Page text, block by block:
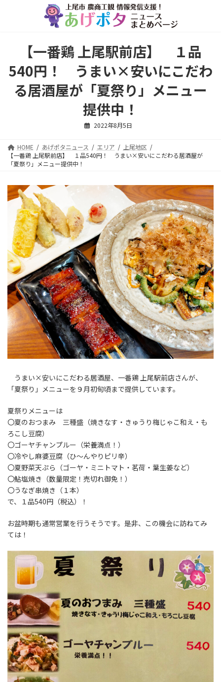
【一番鶏 上尾駅前店】 １品
540円！ うまい×安いにこだわ
る居酒屋が「夏祭り」メニュー
提供中！
2022年8月5日
HOME あげポタニュース エリア
上尾地区
【一番鶏 上尾駅前店】 １品540円！ うまい×安いにこだわる居酒屋が
「夏祭り」メニュー提供中！
うまい×安いにこだわる居酒屋、一番鶏 上尾駅前店さんが、
「夏祭り」メニューを９月初旬頃まで提供しています。
夏祭りメニューは
〇夏のおつまみ 三種盛（焼きなす・きゅうり梅じゃこ和え・も
ろこし豆腐）
〇ゴーヤチャンプルー（栄養満点！）
〇冷やし麻婆豆腐（ひ～んやりピリ辛）
〇夏野菜天ぷら（ゴーヤ・ミニトマト・茗荷・葉生姜など）
〇鮎塩焼き（数量限定！売切れ御免！）
〇うなぎ串焼き（１本）
で、１品540円（税込）！
お盆時期も通常営業を行うそうです。是非、この機会に訪ねてみ
ては！